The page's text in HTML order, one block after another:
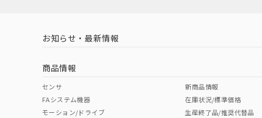
中国 RoHS 注意事項・凡例
中国 RoHS表
Pb Hg Cr(VI)
（イギリス
（ノルウェー
お知らせ・最新情報
商品情報
センサ
FAシステム機器
モーション/ドライブ
新商品情報
在庫状況/標準価格
生産終了品/推奨代替品